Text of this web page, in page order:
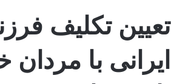
تعیین تکلیف
ایرانی با